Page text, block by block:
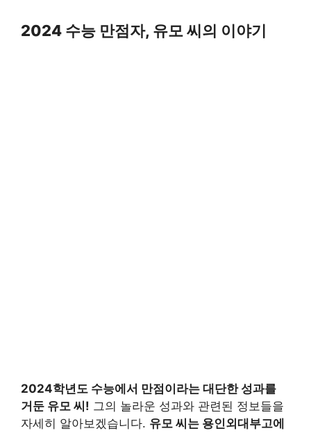
2024 수능 만점자, 유모 씨의 이야기
2024학년도 수능에서 만점이라는 대단한 성과를
거둔 유모 씨! 그의 놀라운 성과와 관련된 정보들을
자세히 알아보겠습니다. 유모 씨는 용인외대부고에